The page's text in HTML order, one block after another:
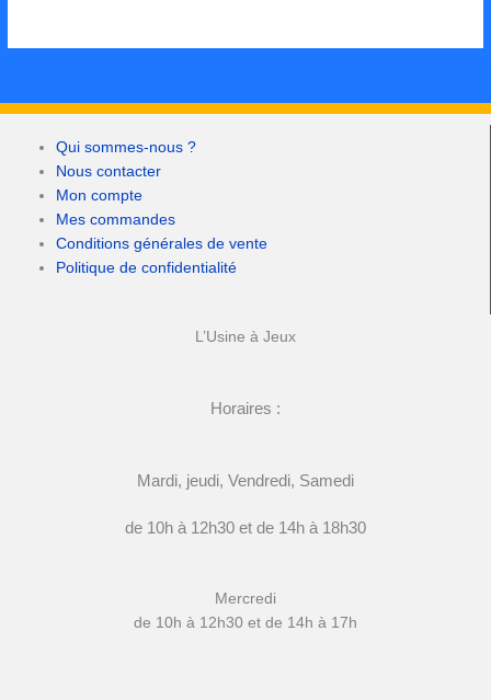
Qui sommes-nous ?
Nous contacter
Mon compte
Mes commandes
Conditions générales de vente
Politique de confidentialité
L’Usine à Jeux
Horaires :
Mardi, jeudi, Vendredi, Samedi
de 10h à 12h30 et de 14h à 18h30
Mercredi
de 10h à 12h30 et de 14h à 17h